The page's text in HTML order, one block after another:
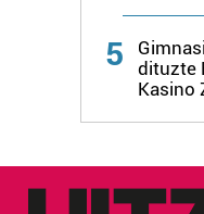
Webgune honek
fitxategiak erabiltzen
zerbitzuak hobetzeko
baliatzen gara. Ohar
erabiltzeko baimen
5
dituzte
Kasino